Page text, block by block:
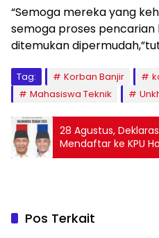
“Semoga mereka yang
semoga proses
ditemukan
Tag: Korban Banjir
Mahasiswa Teknik
28 Agustus,
Mendaftar ke KPU
Pos Terkait